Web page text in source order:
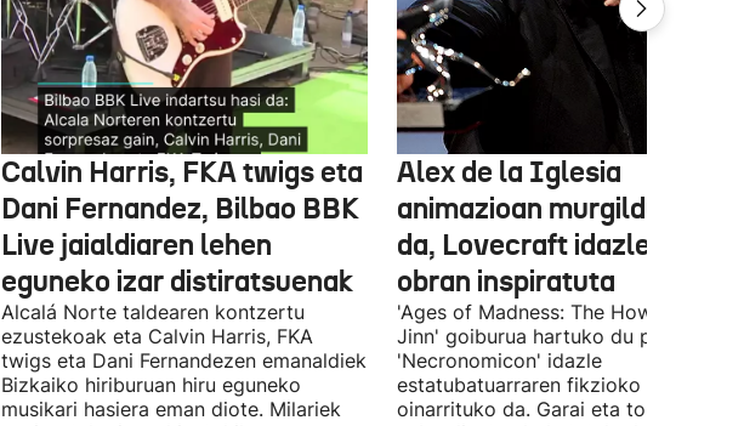
Calvin Harris, FKA twigs eta
Dani Fernandez, Bilbao BBK
Live jaialdiaren lehen
eguneko izar distiratsuenak
Alcalá Norte taldearen kontzertu
ezustekoak eta Calvin Harris, FKA
twigs eta Dani Fernandezen emanaldiek
Bizkaiko hiriburuan hiru eguneko
musikari hasiera eman diote. Milariek
Alex de la Iglesia
animazioan murgilduko
da, Lovecraft idazlearen
obran inspiratuta
'Ages of Madness: The Howling of
Jinn' goiburua hartuko du pelikulak,
'Necronomicon' idazle
estatubatuarraren fikzioko liburuan
oinarrituko da. Garai eta toki